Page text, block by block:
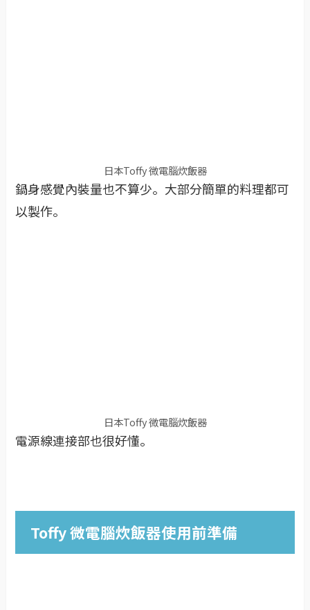
日本Toffy 微電腦炊飯器
鍋身感覺內裝量也不算少。大部分簡單的料理都可
以製作。
日本Toffy 微電腦炊飯器
電源線連接部也很好懂。
Toffy 微電腦炊飯器使用前準備